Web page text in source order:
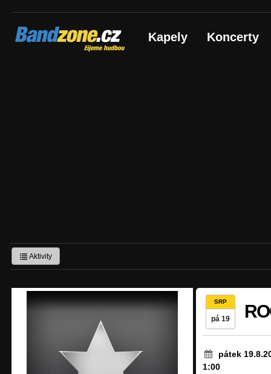
Bandzone.cz
žijeme hudbou Kapely Koncerty
Aktivity
SRP
pá 19
pátek
1:00